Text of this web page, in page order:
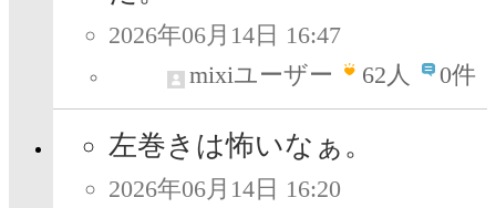
2026年06月14日 16:47
mixiユーザー
62人 0件
左巻きは怖いなぁ。
2026年06月14日 16:20